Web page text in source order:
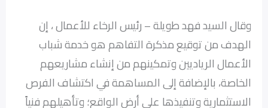
وقال السيد فهد طويلة – رئيس الرخاء للأعمال ، إن
الهدف من توقيع مذكرة التفاهم هو خدمة شباب
الأعمال الرياديين وتمكينهم من إنشاء مشاريعهم
الخاصة، بالإضافة إلى المساهمة في اكتشاف الفرص
الاستثمارية وتنفيذها على أرض الواقع؛ وتأهيلهم فنياً